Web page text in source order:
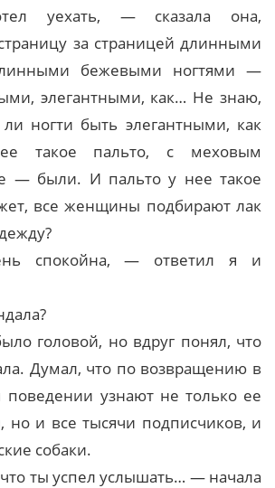
уехать, — сказала она,
за страницей длинными
бежевыми ногтями —
элегантными, как… Не знаю,
ногти быть элегантными, как
такое пальто, с меховым
— были. И пальто у нее такое
все женщины подбирают лак
спокойна, — ответил я и
головой, но вдруг понял, что
Думал, что по возвращению в
узнают не только ее
но и все тысячи подписчиков, и
собаки.
ты успел услышать… — начала